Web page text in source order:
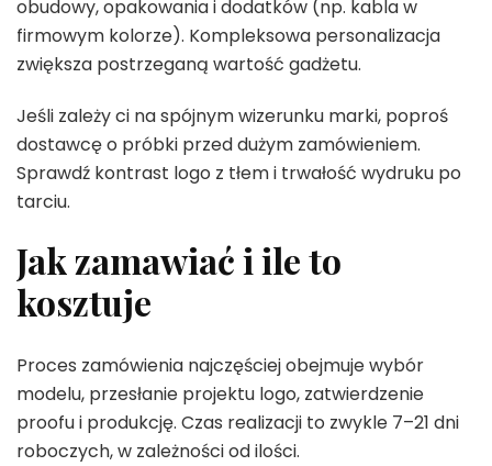
obudowy, opakowania i dodatków (np. kabla w
firmowym kolorze). Kompleksowa personalizacja
zwiększa postrzeganą wartość gadżetu.
Jeśli zależy ci na spójnym wizerunku marki, poproś
dostawcę o próbki przed dużym zamówieniem.
Sprawdź kontrast logo z tłem i trwałość wydruku po
tarciu.
Jak zamawiać i ile to
kosztuje
Proces zamówienia najczęściej obejmuje wybór
modelu, przesłanie projektu logo, zatwierdzenie
proofu i produkcję. Czas realizacji to zwykle 7–21 dni
roboczych, w zależności od ilości.